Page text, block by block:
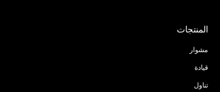
المنتجات
مشوار
قيادة
تناول